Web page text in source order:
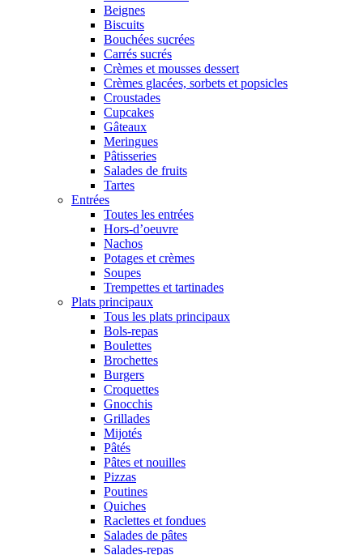
Beignes
Biscuits
Bouchées sucrées
Carrés sucrés
Crèmes et mousses dessert
Crèmes glacées, sorbets et popsicles
Croustades
Cupcakes
Gâteaux
Meringues
Pâtisseries
Salades de fruits
Tartes
Entrées
Toutes les entrées
Hors-d’oeuvre
Nachos
Potages et crèmes
Soupes
Trempettes et tartinades
Plats principaux
Tous les plats principaux
Bols-repas
Boulettes
Brochettes
Burgers
Croquettes
Gnocchis
Grillades
Mijotés
Pâtés
Pâtes et nouilles
Pizzas
Poutines
Quiches
Raclettes et fondues
Salades de pâtes
Salades-repas